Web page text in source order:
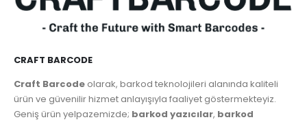
CRAFT BARCODE
Craft Barcode olarak, barkod teknolojileri alanında kaliteli
ürün ve güvenilir hizmet anlayışıyla faaliyet göstermekteyiz.
Geniş ürün yelpazemizde; barkod yazıcılar, barkod